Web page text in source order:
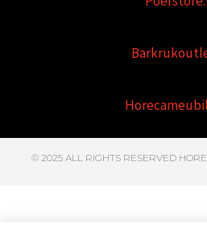
© 2025 ALL RIGHTS RESERVED